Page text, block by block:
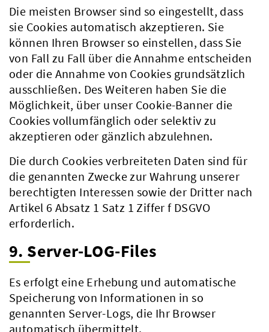
Die meisten Browser sind so eingestellt, dass
sie Cookies automatisch akzeptieren. Sie
können Ihren Browser so einstellen, dass Sie
von Fall zu Fall über die Annahme entscheiden
oder die Annahme von Cookies grundsätzlich
ausschließen. Des Weiteren haben Sie die
Möglichkeit, über unser Cookie-Banner die
Cookies vollumfänglich oder selektiv zu
akzeptieren oder gänzlich abzulehnen.
Die durch Cookies verbreiteten Daten sind für
die genannten Zwecke zur Wahrung unserer
berechtigten Interessen sowie der Dritter nach
Artikel 6 Absatz 1 Satz 1 Ziffer f DSGVO
erforderlich.
9. Server-LOG-Files
Es erfolgt eine Erhebung und automatische
Speicherung von Informationen in so
genannten Server-Logs, die Ihr Browser
automatisch übermittelt.